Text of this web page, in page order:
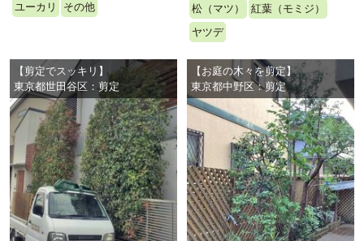
ユーカリ その他 松（マツ）
紅葉（モミジ）
ヤツデ
【剪定でスッキリ】
東京都世田谷区：剪定
【お庭の木々を剪定】
東京都中野区：剪定